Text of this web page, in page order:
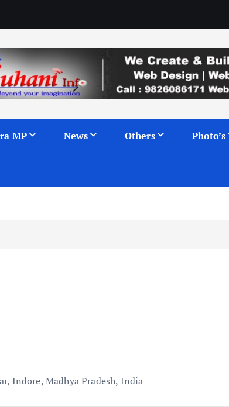
MP News Others Photo’s
Indore, Madhya Pradesh, India